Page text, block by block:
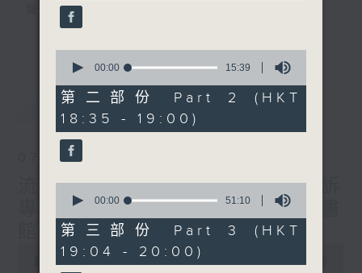
聲音更立體 意見更多元
1872311 始終如一
香港電台公共事務組
讚好Like「RTHK 香港電台公共事務組
Facebook專頁
最新 LATEST
07/08/2026
流動圖書館使用人數參差 申訴
專員主動調查康文署三項圖書
館服務
seconds
15
minutes,
39
seconds
00:00 15:39
第二部份 Part 2 (HKT
18:35 - 19:00)
seconds
51
minutes,
10
seconds
00:00 51:10
第三部份 Part 3 (HKT
19:04 - 20:00)